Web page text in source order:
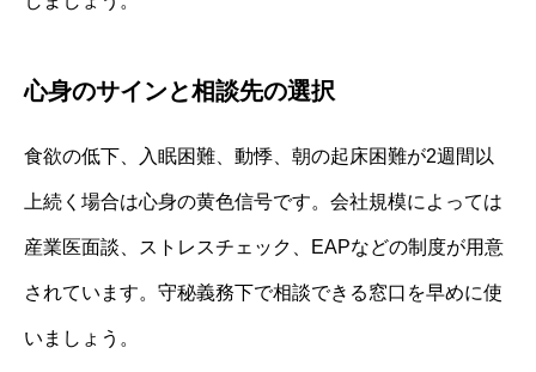
心身のサインと相談先の選択
食欲の低下、入眠困難、動悸、朝の起床困難が2週間以
上続く場合は心身の黄色信号です。会社規模によっては
産業医面談、ストレスチェック、EAPなどの制度が用意
されています。守秘義務下で相談できる窓口を早めに使
いましょう。